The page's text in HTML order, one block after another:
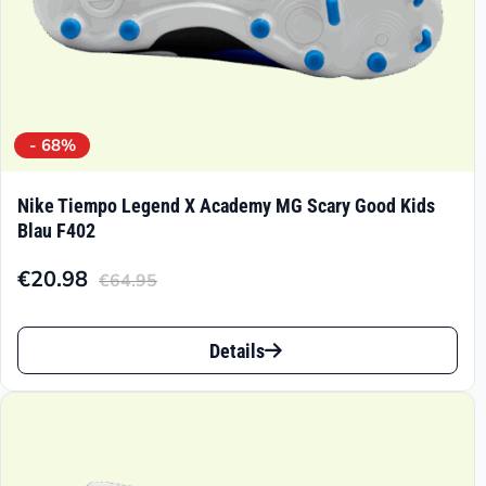
gewählt
werden
- 68%
Nike Tiempo Legend X Academy MG Scary Good Kids
Blau F402
€64.95
Ursprünglicher
Preis
€64.95
€20.98
Aktueller
Preis
€20.98.
Dieses
Produkt
Details